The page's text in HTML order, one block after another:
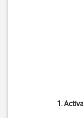
1.